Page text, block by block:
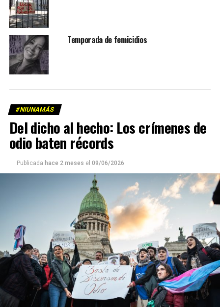
Temporada de femicidios
#NIUNAMÁS
Del dicho al hecho: Los crímenes de
odio baten récords
Publicada hace 2 meses el 09/06/2026